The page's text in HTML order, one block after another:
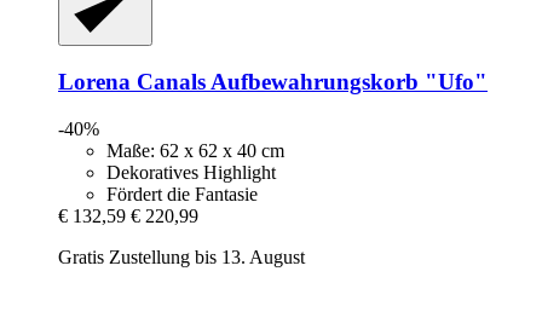
Lorena Canals Aufbewahrungskorb "Ufo"
-40%
Maße: 62 x 62 x 40 cm
Dekoratives Highlight
Fördert die Fantasie
€ 132,59 € 220,99
Gratis Zustellung bis 13. August